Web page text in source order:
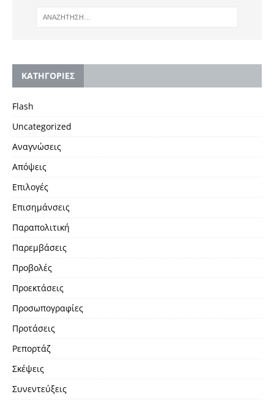
KΑΤΗΓΟΡΙΕΣ
Flash
Uncategorized
Αναγνώσεις
Απόψεις
Επιλογές
Επισημάνσεις
Παραπολιτική
Παρεμβάσεις
Προβολές
Προεκτάσεις
Προσωπογραφίες
Προτάσεις
Ρεπορτάζ
Σκέψεις
Συνεντεύξεις